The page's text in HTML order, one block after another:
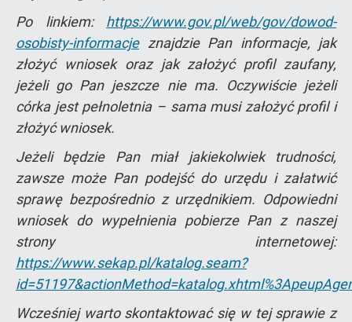
Po linkiem: https://www.gov.pl/web/gov/dowod-
osobisty-informacjeznajdzie Pan informacje, jak
złożyć wniosek oraz jak założyć profil zaufany,
jeżeli go Pan jeszcze nie ma. Oczywiście jeżeli
córka jest pełnoletnia – sama musi założyć profil i
złożyć wniosek.
Jeżeli będzie Pan miał jakiekolwiek trudności,
zawsze może Pan podejść do urzędu i załatwić
sprawę bezpośrednio z urzędnikiem. Odpowiedni
wniosek do wypełnienia pobierze Pan z naszej
strony internetowej:
https://www.sekap.pl/katalog.seam?
Wcześniej warto skontaktować się w tej sprawie z